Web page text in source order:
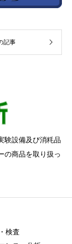
記事
験設備及び消粍品
の商品を取り扱っ
検査